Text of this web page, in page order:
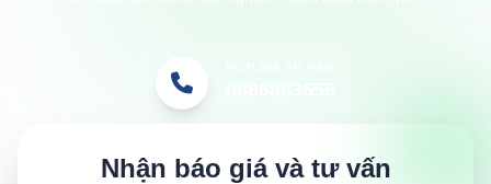
Nhận báo giá và tư vấn